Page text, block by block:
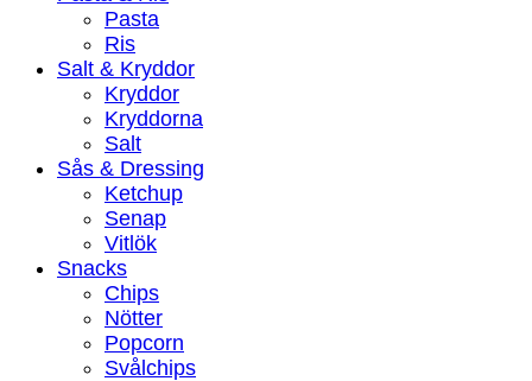
Pasta
Ris
Salt & Kryddor
Kryddor
Kryddorna
Salt
Sås & Dressing
Ketchup
Senap
Vitlök
Snacks
Chips
Nötter
Popcorn
Svålchips